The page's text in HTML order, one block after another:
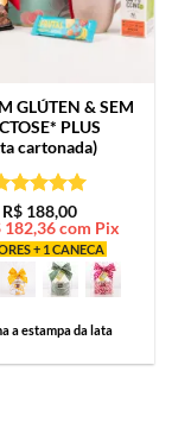
GLÚTEN & SEM
PLUS
cartonada)
Avaliação5
5
R$188,00
182,36com Pix
+ 1 CANECA
a estampa da lata